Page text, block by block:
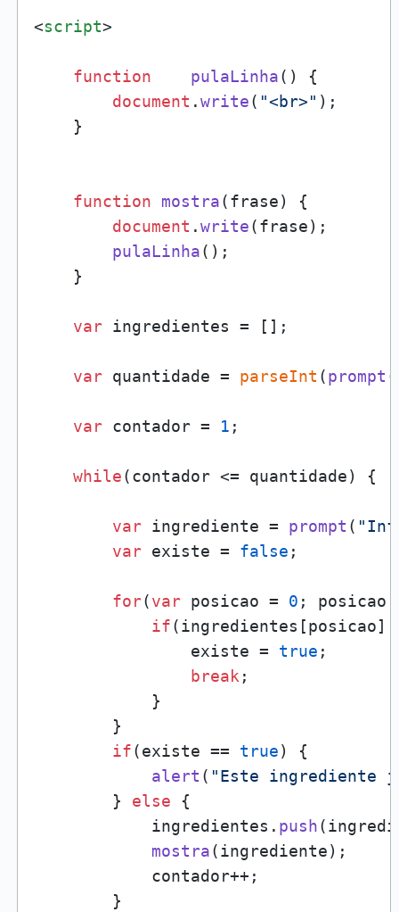
<script>
function pulaLinha( ) {
document .write( "<br>" );
    }
function mostra(frase) {
document .write(frase);
pulaLinha();
    }
var ingredientes = [];
var quantidade = parseInt (prompt (
var contador = 1 ;
while(contador <= quantidade) {
var ingrediente = prompt (
var existe = false ;
for(var posicao = 0 ; posicao
if
                existe =
true ;
break ;
            }
        }
if(existe == true) {
alert ( "Este
        }
else {
            ingredientes.
push
mostra(ingrediente);
            contador++;
        }